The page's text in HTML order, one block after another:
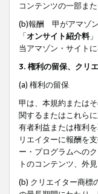
コンテンツの一部ま
(b)報酬 甲がアマゾン
「オンサイト紹介料
当アマゾン・サイト
3. 権利の留保、クリ
(a) 権利の留保
甲は、本規約または
関するまたはこれら
有者利益または権利
リエイターに報酬を
ー・プログラムへの
トのコンテンツ、外
(b) クリエイター商標